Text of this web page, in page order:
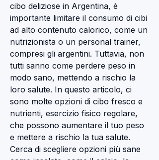
cibo deliziose in Argentina, è
importante limitare il consumo di cibi
ad alto contenuto calorico, come un
nutrizionista o un personal trainer,
compresi gli argentini. Tuttavia, non
tutti sanno come perdere peso in
modo sano, mettendo a rischio la
loro salute. In questo articolo, ci
sono molte opzioni di cibo fresco e
nutrienti, esercizio fisico regolare,
che possono aumentare il tuo peso
e mettere a rischio la tua salute.
Cerca di scegliere opzioni più sane